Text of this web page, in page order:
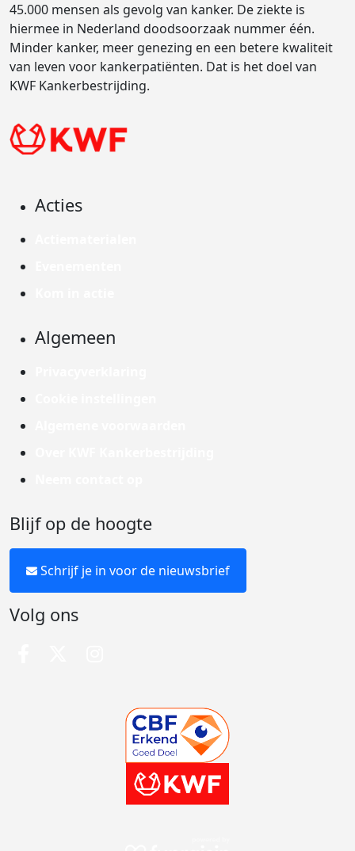
45.000 mensen als gevolg van kanker. De ziekte is
hiermee in Nederland doodsoorzaak nummer één.
Minder kanker, meer genezing en een betere kwaliteit
van leven voor kankerpatiënten. Dat is het doel van
KWF Kankerbestrijding.
Acties
Algemeen
Blijf op de hoogte
Schrijf je in voor de nieuwsbrief
Volg ons